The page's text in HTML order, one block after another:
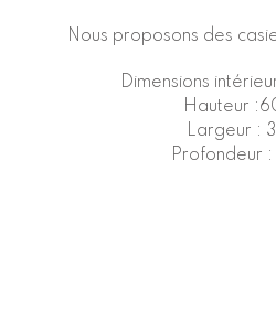
Nous proposons des
Dimensions
Hauteur
Largeur :
Profondeur